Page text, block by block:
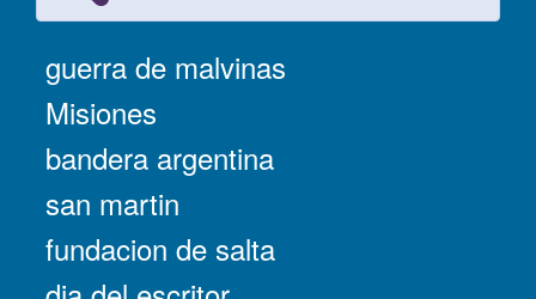
guerra de malvinas
Misiones
bandera argentina
san martin
fundacion de salta